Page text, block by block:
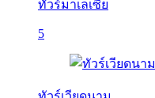
ทัวร์มาเลเซีย
5